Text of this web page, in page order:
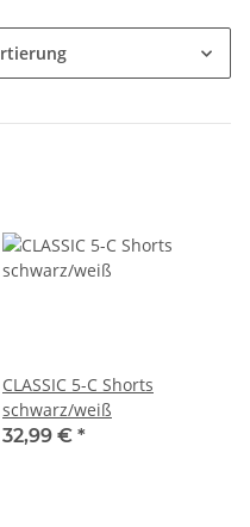
CLASSIC 5-C Shorts
schwarz/weiß
32,99 € *